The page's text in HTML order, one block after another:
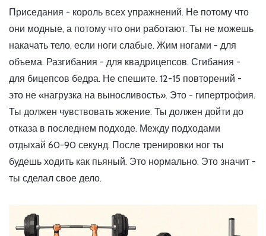
Приседания - король всех упражнений. Не потому что
они модные, а потому что они работают. Ты не можешь
накачать тело, если ноги слабые. Жим ногами - для
объема. Разгибания - для квадрицепсов. Сгибания -
для бицепсов бедра. Не спешите. 12-15 повторений -
это не «нагрузка на выносливость». Это - гипертрофия.
Ты должен чувствовать жжение. Ты должен дойти до
отказа в последнем подходе. Между подходами
отдыхай 60-90 секунд. После тренировки ног ты
будешь ходить как пьяный. Это нормально. Это значит -
ты сделал свое дело.